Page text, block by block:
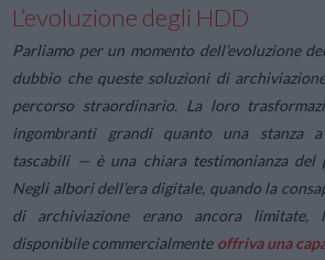
L’evoluzione degli HDD
Parliamo per un momento dell’evoluzione
dubbio che queste soluzioni di
percorso straordinario. La loro
ingombranti grandi quanto una stanza
tascabili — è una chiara testimonianza del
Negli albori dell’era digitale, quando la
di archiviazione erano ancora
disponibile commercialmente offriva una